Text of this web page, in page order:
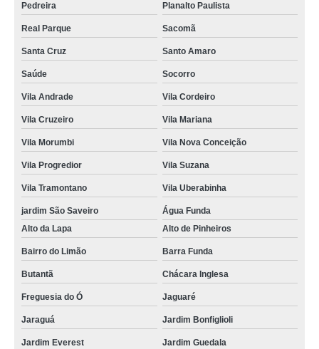
Pedreira Planalto Paulista
Real Parque Sacomã
Santa Cruz Santo Amaro
Saúde Socorro
Vila Andrade Vila Cordeiro
Vila Cruzeiro Vila Mariana
Vila Morumbi Vila Nova Conceição
Vila Progredior Vila Suzana
Vila Tramontano Vila Uberabinha
jardim São Saveiro
Água Funda
Alto da Lapa
Alto de Pinheiros
Bairro do Limão Barra Funda
Butantã Chácara Inglesa
Freguesia do Ó Jaguaré
Jaraguá Jardim Bonfiglioli
Jardim Everest Jardim Guedala